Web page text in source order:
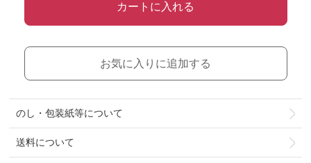
カートに入れる
お気に入りに追加する
のし・包装紙等について
送料について